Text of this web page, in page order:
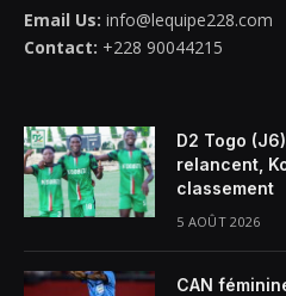
Email Us: info@lequipe228.com
Contact: +228 90044215
D2 Togo
relancent,
classement
5 AOÛT 2026
CAN